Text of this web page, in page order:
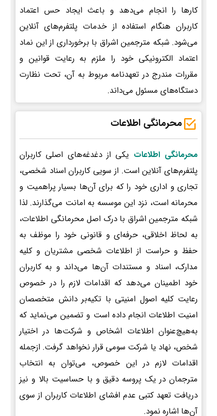
کارها را انجام می‌دهد و باعث ایجاد حس اعتماد
کاربران هنگام استفاده از خدمات پلتفرم‌های آنلاین
می‌شود. شبکه مترجمین اشراق با برخورداری از این نماد
اعتماد الکترونیکی خود را ملزم به رعایت قوانین و
مقررات مندرج در تعهدنامه مربوط به آن، تحت نظارت
دستگاه‌های مسئول می‌داند.
محرمانگی اطلاعات
محرمانگی اطلاعات یکی از دغدغه‌های اصلی کاربران
پلتفرم‌های آنلاین است. از سویی کاربران اسناد شخصی،
تجاری و اداری خود را که برای آن‌ها بسیار پراهمیت و
محرمانه است، نزد این موسسه به امانت می‌گذارند. لذا
شبکه مترجمین اشراق با درک اصل محرمانگی اطلاعات،
به لحاظ اخلاقی، حرفه‌ای و قانونی خود را موظف به
حفظ و حراست از اطلاعات شخصی مشتریان و کلیه
مدارک، اسناد و مستندات آن‌ها می‌داند و به کاربران
خود اطمینان می‌دهد که اقدامات لازم را در خصوص
رعایت کلیه اصول امنیتی با تکیه‌بر دانش متخصصان
امنیت اطلاعات انجام داده است و تضمین می‌نماید که
به‌هیچ‌عنوان اطلاعات اشخاص و شرکت‌ها در اختیار
شخص، نهاد یا شرکت سومی قرار نخواهد گرفت. ازجمله
اقدامات لازم در این خصوص، می‌توان به انتخاب
مترجمان در یک پروسه دقیق و با حساسیت بالا و نیز
دریافت تعهد کتبی عدم افشای اطلاعات کاربران از سوی
آن‌ها اشاره نمود.